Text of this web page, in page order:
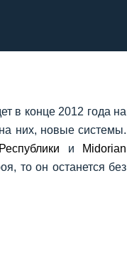
в конце 2012 года на
них, новые системы.
и
Midorian
то он останется без